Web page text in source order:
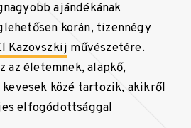
ajándékának
korán, tizennégy
Kazovszkij művészetére.
az életemnek, alapkő,
közé tartozik, akikről
elfogódottsággal